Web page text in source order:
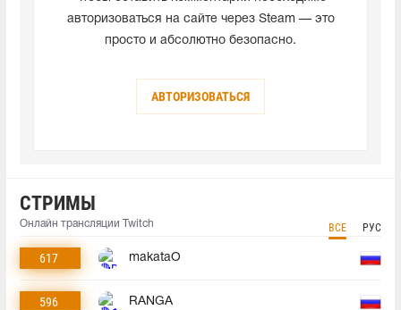
авторизоваться на сайте через Steam — это
просто и абсолютно безопасно.
АВТОРИЗОВАТЬСЯ
СТРИМЫ
Онлайн трансляции Twitch ВСЕ РУС
617 makataO
596 RANGA